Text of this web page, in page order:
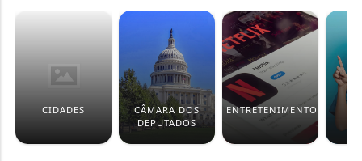
CIDADES
CÂMARA DOS
DEPUTADOS
ENTRETENIMENTO